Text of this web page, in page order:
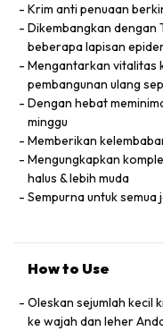
Krim anti penuaan
Dikembangkan dengan
beberapa lapisan
Mengantarkan vitalitas
pembangunan ulang
Dengan hebat
minggu
Memberikan
Mengungkapkan
halus & lebih muda
Sempurna untuk semua
How to Use
Oleskan sejumlah kecil
ke wajah dan leher